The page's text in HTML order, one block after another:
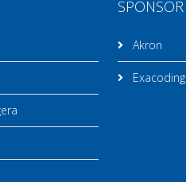
SPONSOR
Akron
Exacoding